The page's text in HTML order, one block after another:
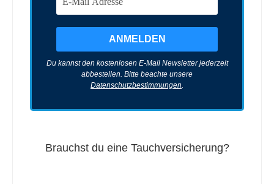
Du kannst den kostenlosen E-Mail Newsletter jederzeit
abbestellen. Bitte beachte unsere
Datenschutzbestimmungen
Brauchst du eine Tauchversicherung?